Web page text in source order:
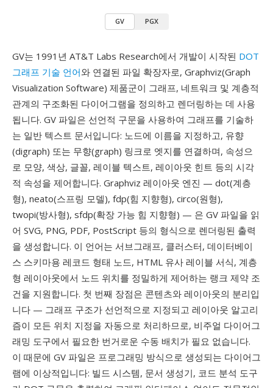
GV PGX
GV는 1991년 AT&T Labs Research에서 개발이 시작된 DOT
그래프 기술 언어와 연결된 파일 확장자로, Graphviz(Graph
Visualization Software) 제품군이 그래프, 네트워크 및 계층적
관계의 구조화된 다이어그램을 정의하고 렌더링하는 데 사용
됩니다. GV 파일은 선언적 구문을 사용하여 그래프를 기술하
는 일반 텍스트 문서입니다: 노드에 이름을 지정하고, 유향
(digraph) 또는 무향(graph) 링크로 엣지를 연결하며, 속성으
로 모양, 색상, 글꼴, 레이블 텍스트, 레이아웃 힌트 등의 시각
적 속성을 제어합니다. Graphviz 레이아웃 엔진 — dot(계층
형), neato(스프링 모델), fdp(힘 지향형), circo(원형),
twopi(방사형), sfdp(확장 가능 힘 지향형) — 은 GV 파일을 읽
어 SVG, PNG, PDF, PostScript 등의 형식으로 렌더링된 출력
을 생성합니다. 이 언어는 서브그래프, 클러스터, 데이터베이
스 스키마용 레코드 형태 노드, HTML 유사 레이블 서식, 계층
형 레이아웃에서 노드 위치를 정밀하게 제어하는 랭크 제약 조
건을 지원합니다. 첫 번째 장점은 콘텐츠와 레이아웃의 분리입
니다 — 그래프 구조가 선언적으로 지정되고 레이아웃 알고리
즘이 모든 위치 지정을 자동으로 처리하므로, 비주얼 다이어그
래밍 도구에서 필요한 번거로운 수동 배치가 필요 없습니다.
이 때문에 GV 파일은 프로그래밍 방식으로 생성되는 다이어그
램에 이상적입니다: 빌드 시스템, 문서 생성기, 코드 분석 도구